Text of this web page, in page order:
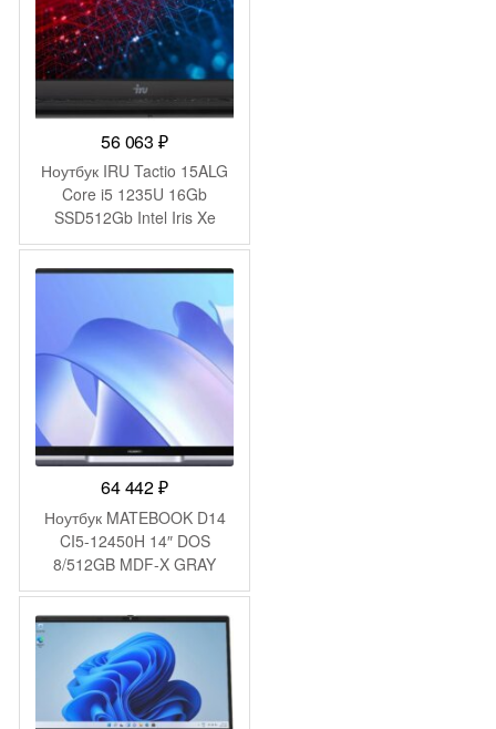
56 063₽
Ноутбук IRU Tactio 15ALG
Core i5 1235U 16Gb
SSD512Gb Intel Iris Xe
graphics 15.6″ IPS FHD
(1920×1080) без ОС black
64 442₽
Ноутбук MATEBOOK D14
CI5-12450H 14″ DOS
8/512GB MDF-X GRAY
HUAWEI